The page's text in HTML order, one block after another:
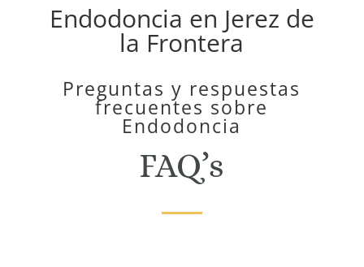
Endodoncia en Jerez de
la Frontera
Preguntas y respuestas
frecuentes sobre
Endodoncia
FAQ’s